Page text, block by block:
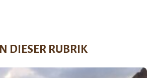
DIESER RUBRIK